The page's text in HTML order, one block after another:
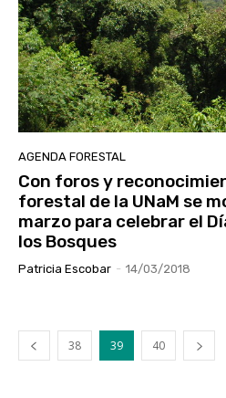
AGENDA FORESTAL
Con foros y
forestal de la UNaM se
marzo para celebrar el
los Bosques
Patricia Escobar - 14/03/2018
38 39 40